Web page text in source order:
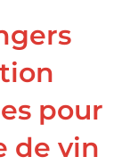
pour
de vin